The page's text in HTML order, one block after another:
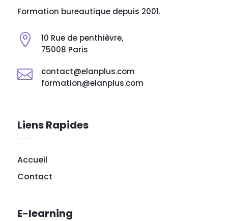
Formation bureautique depuis 2001.

10 Rue de penthièvre,
75008 Paris

contact@elanplus.com
formation@elanplus.com
Liens Rapides
Accueil
Contact
E-learning